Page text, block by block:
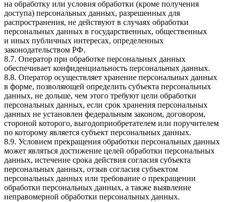
на обработку или условия обработки (кроме получения
доступа) персональных данных, разрешенных для
распространения, не действуют в случаях обработки
персональных данных в государственных, общественных
и иных публичных интересах, определенных
законодательством РФ.
8.7. Оператор при обработке персональных данных
обеспечивает конфиденциальность персональных данных.
8.8. Оператор осуществляет хранение персональных данных
в форме, позволяющей определить субъекта персональных
данных, не дольше, чем этого требуют цели обработки
персональных данных, если срок хранения персональных
данных не установлен федеральным законом, договором,
стороной которого, выгодоприобретателем или поручителем
по которому является субъект персональных данных.
8.9. Условием прекращения обработки персональных данных
может являться достижение целей обработки персональных
данных, истечение срока действия согласия субъекта
персональных данных, отзыв согласия субъектом
персональных данных или требование о прекращении
обработки персональных данных, а также выявление
неправомерной обработки персональных данных.